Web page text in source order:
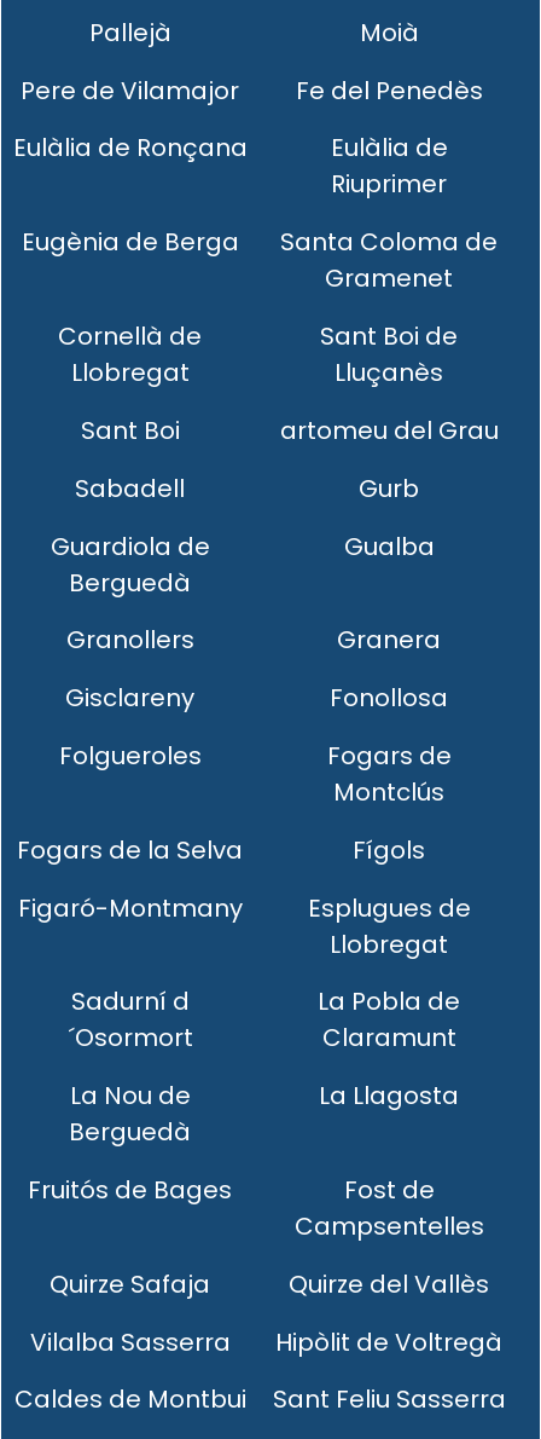
Pallejà
Moià
Pere de Vilamajor
Fe del Penedès
Eulàlia de Ronçana
Eulàlia de
Riuprimer
Eugènia de Berga
Santa Coloma de
Gramenet
Cornellà de
Llobregat
Sant Boi de
Lluçanès
Sant Boi
artomeu del Grau
Sabadell
Gurb
Guardiola de
Berguedà
Gualba
Granollers
Granera
Gisclareny
Fonollosa
Folgueroles
Fogars de
Montclús
Fogars de la Selva
Fígols
Figaró-Montmany
Esplugues de
Llobregat
Sadurní d
´Osormort
La Pobla de
Claramunt
La Nou de
Berguedà
La Llagosta
Fruitós de Bages
Fost de
Campsentelles
Quirze Safaja
Quirze del Vallès
Vilalba Sasserra
Hipòlit de Voltregà
Caldes de Montbui
Sant Feliu Sasserra